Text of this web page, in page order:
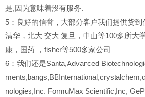
是,因为意味着没有服务.
5 ：良好的信誉，大部分客户我们提供货
清华，北大 交大 复旦，中山等100多所大
康，国药
，fisher等500多家公司
6 ：我们还是Santa,Advanced
nologies,Inc. FormuMax Scientific,Inc,